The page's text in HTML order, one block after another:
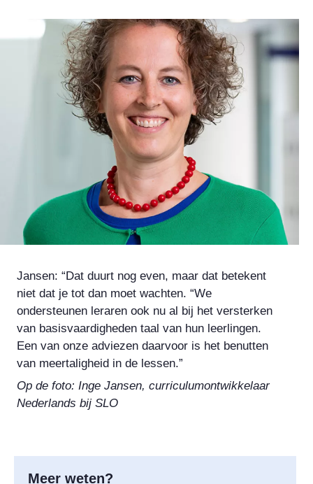
Jansen: “Dat duurt nog even, maar dat betekent
niet dat je tot dan moet wachten. “We
ondersteunen leraren ook nu al bij het versterken
van basisvaardigheden taal van hun leerlingen.
Een van onze adviezen daarvoor is het benutten
van meertaligheid in de lessen.”
Op de foto: Inge Jansen, curriculumontwikkelaar
Nederlands bij SLO
Meer weten?